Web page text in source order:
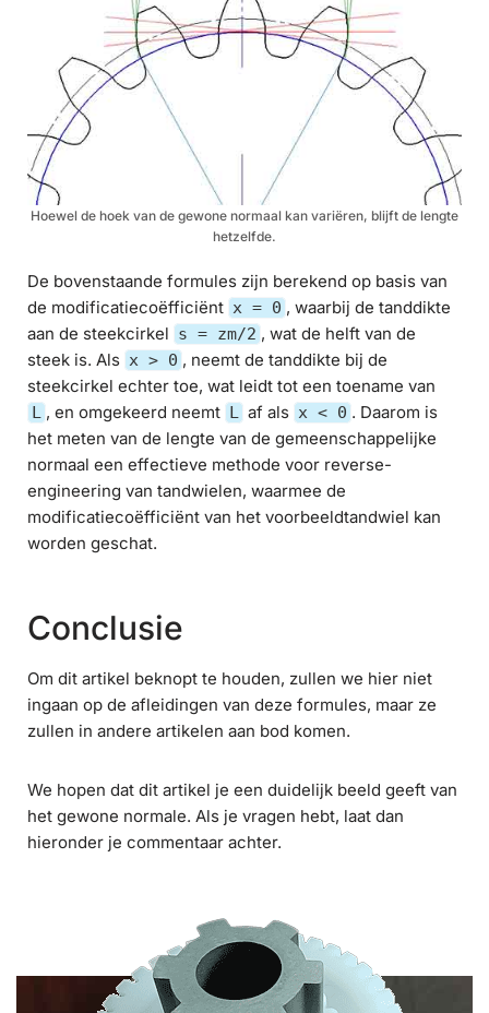
Hoewel de hoek van de gewone normaal kan variëren, blijft de lengte
hetzelfde.
De bovenstaande formules zijn berekend op basis van
de modificatiecoëfficiënt x = 0 , waarbij de tanddikte
aan de steekcirkel s = zm/2 , wat de helft van de
steek is. Als x > 0 , neemt de tanddikte bij de
steekcirkel echter toe, wat leidt tot een toename van
L , en omgekeerd neemt L af als x < 0 . Daarom is
het meten van de lengte van de gemeenschappelijke
normaal een effectieve methode voor reverse-
engineering van tandwielen, waarmee de
modificatiecoëfficiënt van het voorbeeldtandwiel kan
worden geschat.
Conclusie
Om dit artikel beknopt te houden, zullen we hier niet
ingaan op de afleidingen van deze formules, maar ze
zullen in andere artikelen aan bod komen.
We hopen dat dit artikel je een duidelijk beeld geeft van
het gewone normale. Als je vragen hebt, laat dan
hieronder je commentaar achter.